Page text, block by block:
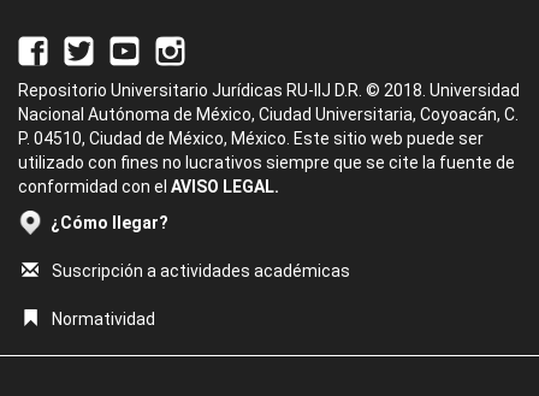
Repositorio Universitario Jurídicas RU-IIJ D.R. © 2018. Universidad
Nacional Autónoma de México, Ciudad Universitaria, Coyoacán, C.
P. 04510, Ciudad de México, México. Este sitio web puede ser
utilizado con fines no lucrativos siempre que se cite la fuente de
conformidad con el AVISO LEGAL.
¿Cómo llegar?
Suscripción a actividades académicas
Normatividad